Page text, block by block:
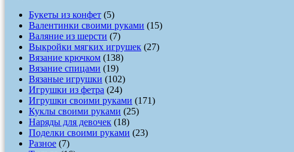
Букеты из конфет (5)
Валентинки своими руками (15)
Валяние из шерсти (7)
Выкройки мягких игрушек (27)
Вязание крючком (138)
Вязание спицами (19)
Вязаные игрушки (102)
Игрушки из фетра (24)
Игрушки своими руками (171)
Куклы своими руками (25)
Наряды для девочек (18)
Поделки своими руками (23)
Разное (7)